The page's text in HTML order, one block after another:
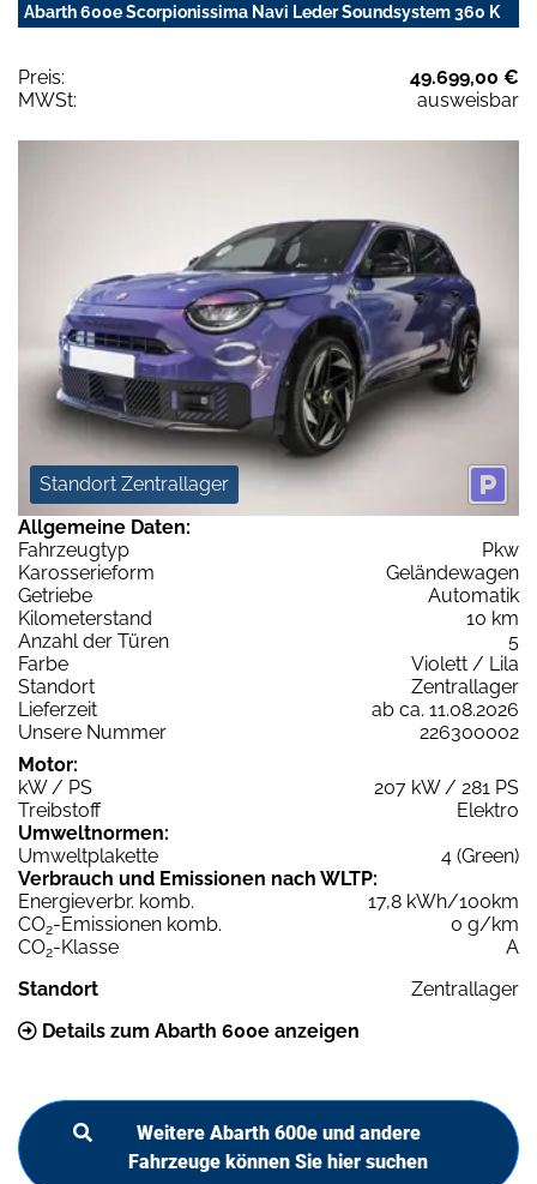
Abarth 600e Scorpionissima Navi Leder Soundsystem 360 K
Preis:
49.699,00 €
MWSt:
ausweisbar
Standort Zentrallager
Allgemeine Daten:
Fahrzeugtyp
Pkw
Karosserieform
Geländewagen
Getriebe
Automatik
Kilometerstand
10 km
Anzahl der Türen
5
Farbe
Violett / Lila
Standort
Zentrallager
Lieferzeit
ab ca. 11.08.2026
Unsere Nummer
226300002
Motor:
kW / PS
207 kW / 281 PS
Treibstoff
Elektro
Umweltnormen:
Umweltplakette
4 (Green)
Verbrauch und Emissionen nach WLTP:
Energieverbr. komb.
17,8 kWh/100km
CO2-Emissionen komb.
0 g/km
CO2-Klasse
A
Standort
Zentrallager
Details zum Abarth 600e anzeigen
Weitere Abarth 600e und andere
Fahrzeuge können Sie hier suchen